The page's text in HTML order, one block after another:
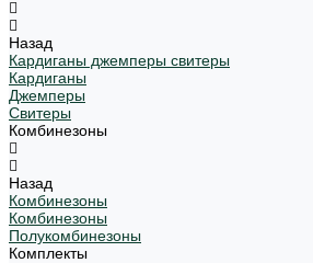
Назад
Кардиганы джемперы свитеры
Кардиганы
Джемперы
Свитеры
Комбинезоны
Назад
Комбинезоны
Комбинезоны
Полукомбинезоны
Комплекты